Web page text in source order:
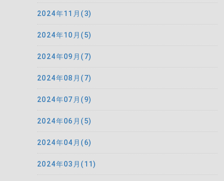
2024年11月(3)
2024年10月(5)
2024年09月(7)
2024年08月(7)
2024年07月(9)
2024年06月(5)
2024年04月(6)
2024年03月(11)